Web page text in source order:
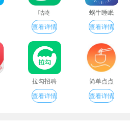
咕咚
查看详情
蜗牛睡眠
查看详情
拉勾招聘
查看详情
简单点点
查看详情